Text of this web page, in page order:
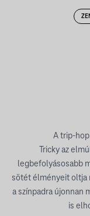
A trip-
Tricky az
legbefolyásosabb
sötét élményeit oltja
a színpadra újonnan
is